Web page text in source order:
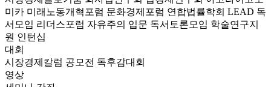
미카 미래노동개혁포럼 문화경제포럼 연합법률학회 LEAD 독
서모임 리더스포럼 자유주의 입문 독서토론모임 학술연구지
원 인턴십
대회
시장경제칼럼 공모전 독후감대회
영상